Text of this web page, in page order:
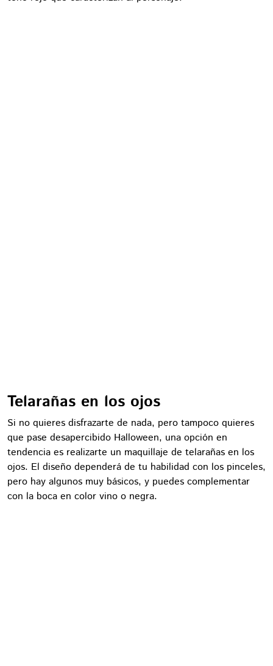
Telarañas en los ojos
Si no quieres disfrazarte de nada, pero tampoco quieres
que pase desapercibido Halloween, una opción en
tendencia es realizarte un maquillaje de telarañas en los
ojos. El diseño dependerá de tu habilidad con los pinceles,
pero hay algunos muy básicos, y puedes complementar
con la boca en color vino o negra.